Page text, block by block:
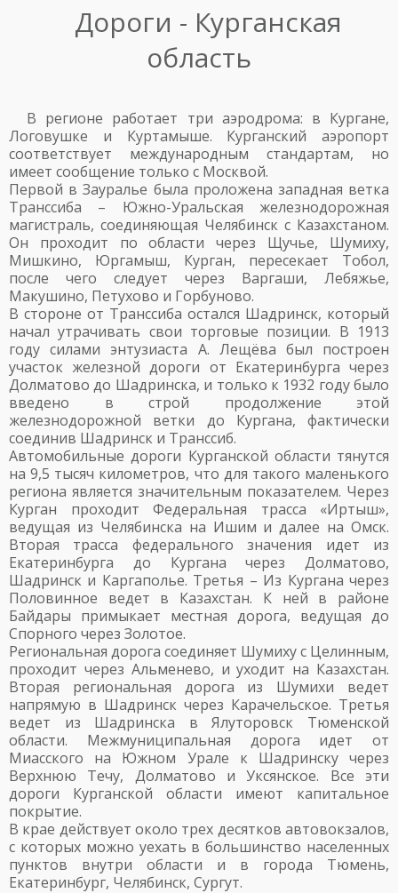
Дороги - Курганская
область
В регионе работает три аэродрома: в Кургане,
Логовушке и Куртамыше. Курганский аэропорт
соответствует международным стандартам, но
имеет сообщение только с Москвой.
Первой в Зауралье была проложена западная ветка
Транссиба – Южно-Уральская железнодорожная
магистраль, соединяющая Челябинск с Казахстаном.
Он проходит по области через Щучье, Шумиху,
Мишкино, Юргамыш, Курган, пересекает Тобол,
после чего следует через Варгаши, Лебяжье,
Макушино, Петухово и Горбуново.
В стороне от Транссиба остался Шадринск, который
начал утрачивать свои торговые позиции. В 1913
году силами энтузиаста А. Лещёва был построен
участок железной дороги от Екатеринбурга через
Долматово до Шадринска, и только к 1932 году было
введено в строй продолжение этой
железнодорожной ветки до Кургана, фактически
соединив Шадринск и Транссиб.
Автомобильные дороги Курганской области тянутся
на 9,5 тысяч километров, что для такого маленького
региона является значительным показателем. Через
Курган проходит Федеральная трасса «Иртыш»,
ведущая из Челябинска на Ишим и далее на Омск.
Вторая трасса федерального значения идет из
Екатеринбурга до Кургана через Долматово,
Шадринск и Каргаполье. Третья – Из Кургана через
Половинное ведет в Казахстан. К ней в районе
Байдары примыкает местная дорога, ведущая до
Спорного через Золотое.
Региональная дорога соединяет Шумиху с Целинным,
проходит через Альменево, и уходит на Казахстан.
Вторая региональная дорога из Шумихи ведет
напрямую в Шадринск через Карачельское. Третья
ведет из Шадринска в Ялуторовск Тюменской
области. Межмуниципальная дорога идет от
Миасского на Южном Урале к Шадринску через
Верхнюю Течу, Долматово и Уксянское. Все эти
дороги Курганской области имеют капитальное
покрытие.
В крае действует около трех десятков автовокзалов,
с которых можно уехать в большинство населенных
пунктов внутри области и в города Тюмень,
Екатеринбург, Челябинск, Сургут.